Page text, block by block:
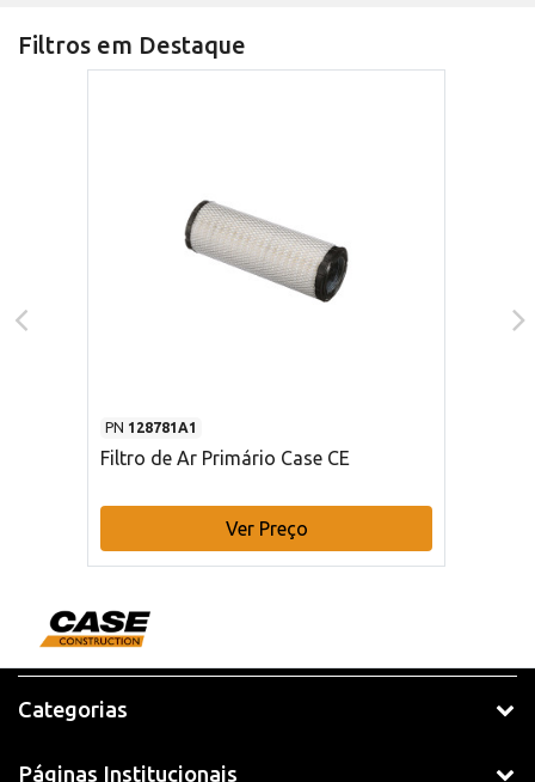
Filtros em Destaque
PN 128781A1
Filtro de Ar Primário Case CE
Ver Preço
Categorias
Páginas Institucionais